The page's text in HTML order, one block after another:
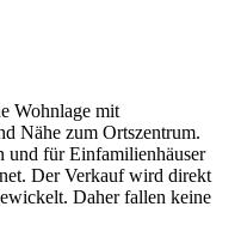
Wohnlage mit
Nähe zum Ortszentrum.
und für Einfamilienhäuser
Der Verkauf wird direkt
Daher fallen keine